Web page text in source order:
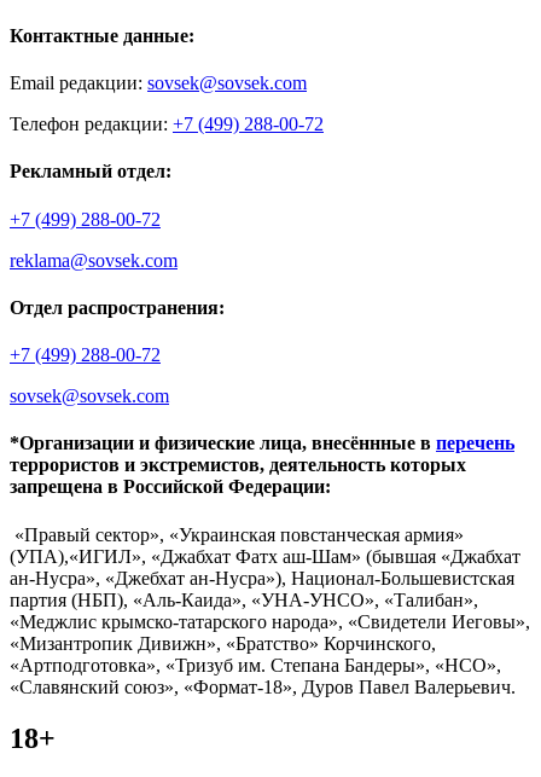
Контактные данные:
Email редакции: sovsek@sovsek.com
Телефон редакции: +7 (499) 288-00-72
Рекламный отдел:
+7 (499) 288-00-72
reklama@sovsek.com
Отдел распространения:
+7 (499) 288-00-72
sovsek@sovsek.com
*Организации и физические лица, внесённные в перечень
террористов и экстремистов, деятельность которых
запрещена в Российской Федерации:
«Правый сектор», «Украинская повстанческая армия»
(УПА),«ИГИЛ», «Джабхат Фатх аш-Шам» (бывшая «Джабхат
ан-Нусра», «Джебхат ан-Нусра»), Национал-Большевистская
партия (НБП), «Аль-Каида», «УНА-УНСО», «Талибан»,
«Меджлис крымско-татарского народа», «Свидетели Иеговы»,
«Мизантропик Дивижн», «Братство» Корчинского,
«Артподготовка», «Тризуб им. Степана Бандеры», «НСО»,
«Славянский союз», «Формат-18», Дуров Павел Валерьевич.
18+